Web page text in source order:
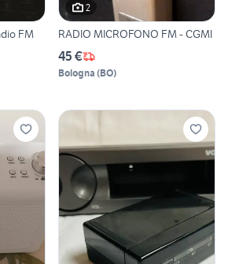
2
RADIO MICROFONO FM - CGMI
45 €
Bologna (BO)